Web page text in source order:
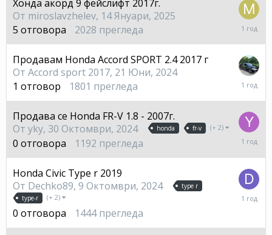
Хонда акорд 9 фейслифт 2017г.
От miroslavzhelev, 14 Януари, 2025
5 отговора 2028 прегледа
3
Март,
2025
Продавам Honda Accord SPORT 2.4 2017 г
От Accord sport 2017, 21 Юни, 2024
1 отговор 1801 прегледа
9
2024
Продава се Honda FR-V 1.8 - 2007г.
От yky, 30 Октомври, 2024 honda fr-v (+ 2)
0 отговора 1192 прегледа
30
2024
Honda Civic Type r 2019
От Dechko89, 9 Октомври, 2024
type r
type-r
(+ 2)
0 отговора 1444 прегледа
9